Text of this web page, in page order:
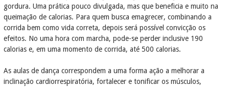
gordura. Uma prática pouco divulgada, mas que beneficia e muito na
queimação de calorias. Para quem busca emagrecer, combinando a
corrida bem como vida correta, depois será possível convicção os
efeitos. No uma hora com marcha, pode-se perder inclusive 190
calorias e, em uma momento de corrida, até 500 calorias.
As aulas de dança correspondem a uma forma ação a melhorar a
inclinação cardiorrespiratória, fortalecer e tonificar os músculos,